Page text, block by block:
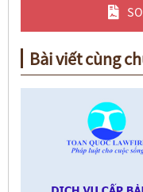
Bài viết cùng